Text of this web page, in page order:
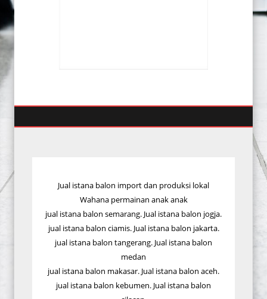
Jual istana balon import dan produksi lokal
Wahana permainan anak anak
jual istana balon semarang. Jual istana balon jogja.
jual istana balon ciamis. Jual istana balon jakarta.
jual istana balon tangerang. Jual istana balon
medan
jual istana balon makasar. Jual istana balon aceh.
jual istana balon kebumen. Jual istana balon